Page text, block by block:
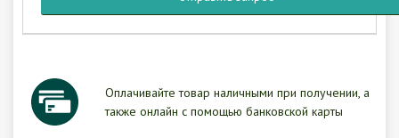
Оплачивайте товар наличными при получении, а
также онлайн с помощью банковской карты